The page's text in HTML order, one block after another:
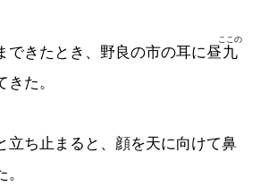
きたとき、野良の市の耳に昼九
ここの
た。
ち止まると、顔を天に向けて鼻